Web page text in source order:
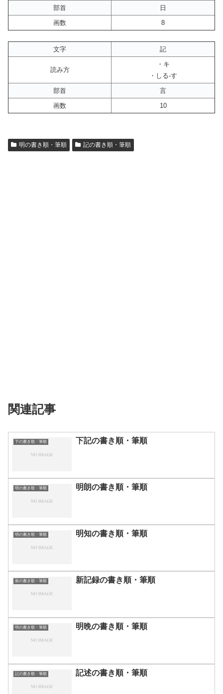
部首
日
画数
8
文字 記
読み方
・キ
・しる-す
部首
言
画数
10
明の書き順・筆順 記の書き順・筆順
関連記事
下の書き順・筆順 下記の書き順・筆順
明の書き順・筆順 明朗の書き順・筆順
明の書き順・筆順 明知の書き順・筆順
新の書き順・筆順 新記録の書き順・筆順
明の書き順・筆順 明晩の書き順・筆順
記の書き順・筆順 記述の書き順・筆順